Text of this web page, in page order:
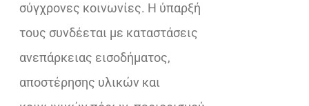
σύγχρονες κοινωνίες. Η ύπαρξή
τους συνδέεται με καταστάσεις
ανεπάρκειας εισοδήματος,
αποστέρησης υλικών και